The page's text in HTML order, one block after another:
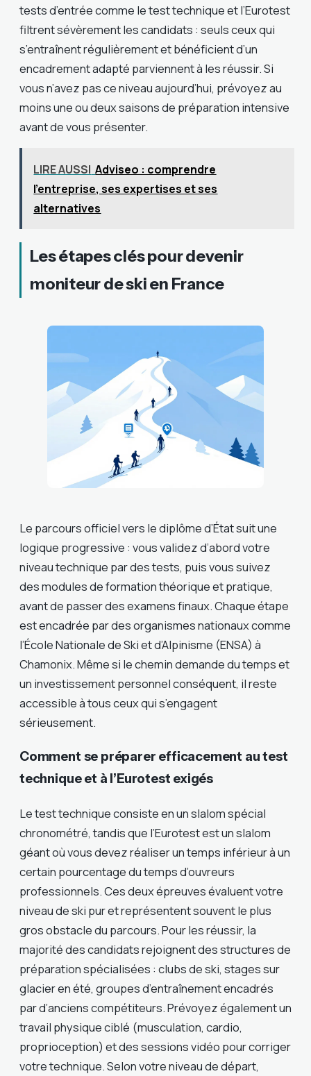
tests d’entrée comme le test technique et l’Eurotest
filtrent sévèrement les candidats : seuls ceux qui
s’entraînent régulièrement et bénéficient d’un
encadrement adapté parviennent à les réussir. Si
vous n’avez pas ce niveau aujourd’hui, prévoyez au
moins une ou deux saisons de préparation intensive
avant de vous présenter.
LIRE AUSSI Adviseo : comprendre
l’entreprise, ses expertises et ses
alternatives
Les étapes clés pour devenir
moniteur de ski en France
Le parcours officiel vers le diplôme d’État suit une
logique progressive : vous validez d’abord votre
niveau technique par des tests, puis vous suivez
des modules de formation théorique et pratique,
avant de passer des examens finaux. Chaque étape
est encadrée par des organismes nationaux comme
l’École Nationale de Ski et d’Alpinisme (ENSA) à
Chamonix. Même si le chemin demande du temps et
un investissement personnel conséquent, il reste
accessible à tous ceux qui s’engagent
sérieusement.
Comment se préparer efficacement au test
technique et à l’Eurotest exigés
Le test technique consiste en un slalom spécial
chronométré, tandis que l’Eurotest est un slalom
géant où vous devez réaliser un temps inférieur à un
certain pourcentage du temps d’ouvreurs
professionnels. Ces deux épreuves évaluent votre
niveau de ski pur et représentent souvent le plus
gros obstacle du parcours. Pour les réussir, la
majorité des candidats rejoignent des structures de
préparation spécialisées : clubs de ski, stages sur
glacier en été, groupes d’entraînement encadrés
par d’anciens compétiteurs. Prévoyez également un
travail physique ciblé (musculation, cardio,
proprioception) et des sessions vidéo pour corriger
votre technique. Selon votre niveau de départ,